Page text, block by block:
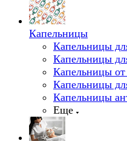
Капельницы
Капельницы
Капельницы
Капельницы
Капельницы
Капельницы
Еще